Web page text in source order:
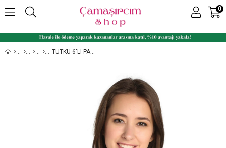
0
TUTKU 6'LI PAKET GENIŞ ASKI GÜPÜRLÜ %100 PAMUK BAYAN ATLET